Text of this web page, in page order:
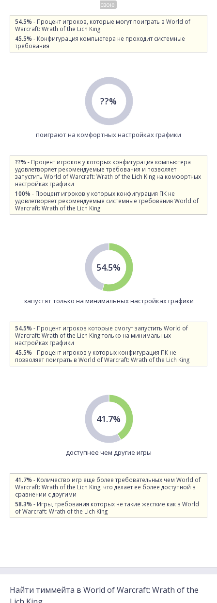
свою
54.5% - Процент игроков, которые могут поиграть в World of
Warcraft: Wrath of the Lich King
45.5% - Конфигурация компьютера не проходит системные
требования
??%
поиграют на комфортных настройках графики
??% - Процент игроков у которых конфигурация компьютера
удовлетворяет рекомендуемые требования и позволяет
запустить World of Warcraft: Wrath of the Lich King на комфортных
настройках графики
100% - Процент игроков у которых конфигурация ПК не
удовлетворяет рекомендуемые системные требования World of
Warcraft: Wrath of the Lich King
54.5%
запустят только на минимальных настройках графики
54.5% - Процент игроков которые смогут запустить World of
Warcraft: Wrath of the Lich King только на минимальных
настройках графики
45.5% - Процент игроков у которых конфигурация ПК не
позволяет поиграть в World of Warcraft: Wrath of the Lich King
41.7%
доступнее чем другие игры
41.7% - Количество игр еще более требовательных чем World of
Warcraft: Wrath of the Lich King, что делает ее более доступной в
сравнении с другими
58.3% - Игры, требования которых не такие жесткие как в World
of Warcraft: Wrath of the Lich King
Найти тиммейта в World of Warcraft: Wrath of the